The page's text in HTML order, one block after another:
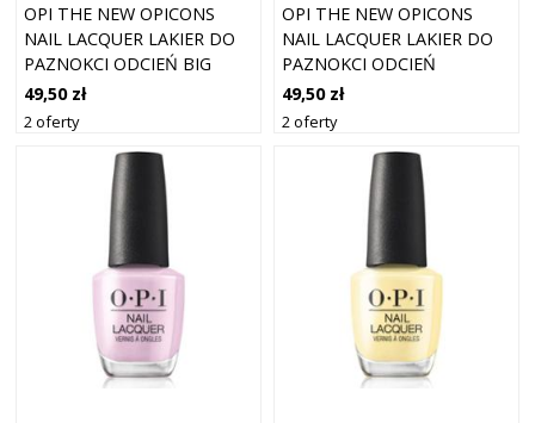
OPI THE NEW OPICONS
NAIL LACQUER LAKIER DO
PAZNOKCI ODCIEŃ BIG
APPLE ENERGY 15 ML
49,50 zł
2 oferty
OPI THE NEW OPICONS
NAIL LACQUER LAKIER DO
PAZNOKCI ODCIEŃ
LINCOLN PARK AFTER
BRUNCH 15 ML
49,50 zł
2 oferty